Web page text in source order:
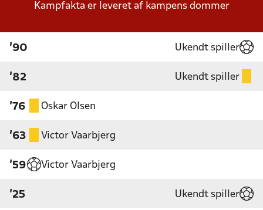
Kampfakta er leveret af kampens dommer
'90 Ukendt spiller
'82 Ukendt spiller
'76 Oskar Olsen
'63 Victor Vaarbjerg
'59 Victor Vaarbjerg
'25 Ukendt spiller